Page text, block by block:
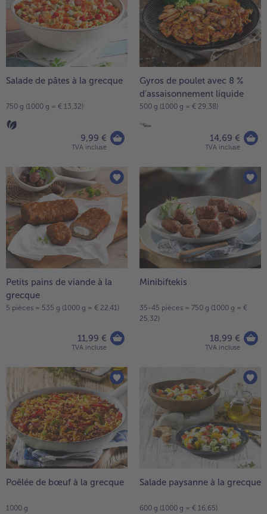
TousVins & Alcools
Ustensiles de cuisine
TousUstensiles de cuisine
Gâteaux & Tartes
TousGâteaux & Tartes
TousBIO
bofrost*free
Tousbofrost*free
TousHigh Protein
bofrost*plus.
Tousbofrost*plus.
Alternatives végétale
TousAlternatives végétale
Friteuse à air chaud
TousFriteuse à air chaud
liste.
Salade de pâtes à la grecque
750 g (1000 g = € 13,32)
9,99 €
TVA incluse
Gyros de poulet avec 8 %
d'assaisonnement liquide
500 g (1000 g = € 29,38)
14,69 €
TVA incluse
Petits pains de viande à la
grecque
5 pièces = 535 g (1000 g = € 22,41)
11,99 €
TVA incluse
Minibiftekis
35-45 pièces = 750 g (1000 g = €
25,32)
18,99 €
TVA incluse
Poêlée de bœuf à la grecque
1000 g
Salade paysanne à la grecque
600 g (1000 g = € 16,65)